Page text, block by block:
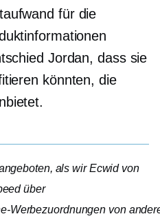
für die
Jordan, dass sie
könnten, die
als wir Ecwid von
über
Werbezuordnungen von